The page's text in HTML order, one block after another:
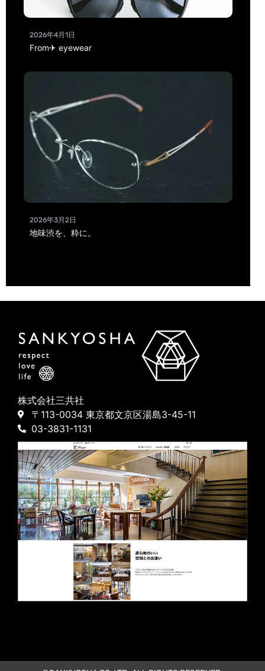
2026年4月1日
From✈ eyewear
2026年3月2日
地味渋を、粋に。
株式会社三共社
〒113-0034 東京都文京区湯島3-45-11
03-3831-1131